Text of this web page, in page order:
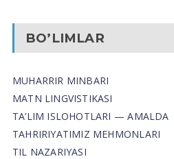
BO’LIMLAR
MUHARRIR MINBARI
MATN LINGVISTIKASI
TA’LIM ISLOHOTLARI — AMALDA
TAHRIRIYATIMIZ MEHMONLARI
TIL NAZARIYASI